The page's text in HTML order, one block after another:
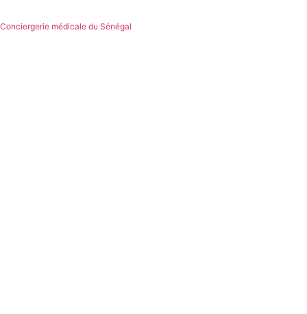
Conciergerie médicale du Sénégal